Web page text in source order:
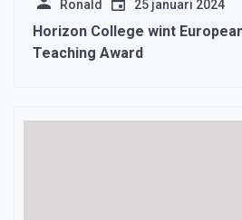
Ronald 25 januari 2024
Horizon College wint
Teaching Award